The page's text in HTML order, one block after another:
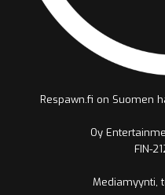
Respawn.fi on Suomen
Oy
FIN-
Mediamyynti,